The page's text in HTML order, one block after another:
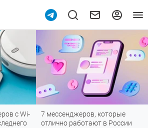
Подпишись на наш канал в
мессенджере МАХ